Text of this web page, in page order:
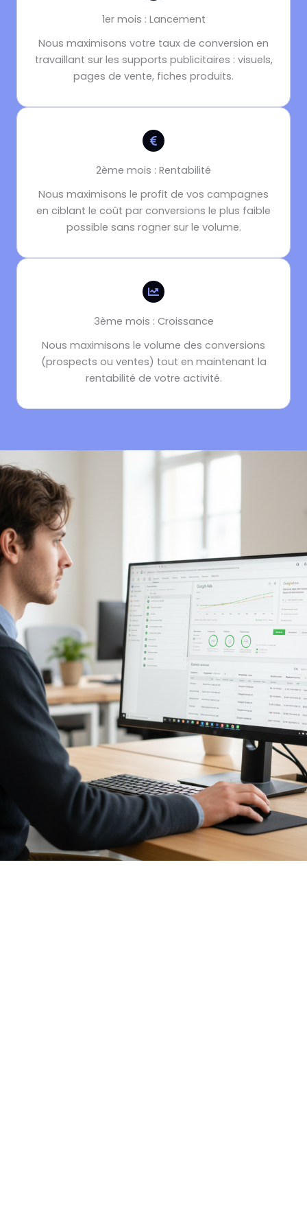
1er mois : Lancement
Nous maximisons votre taux de conversion en
travaillant sur les supports publicitaires : visuels,
pages de vente, fiches produits.
2ème mois : Rentabilité
Nous maximisons le profit de vos campagnes
en ciblant le coût par conversions le plus faible
possible sans rogner sur le volume.
3ème mois : Croissance
Nous maximisons le volume des conversions
(prospects ou ventes) tout en maintenant la
rentabilité de votre activité.